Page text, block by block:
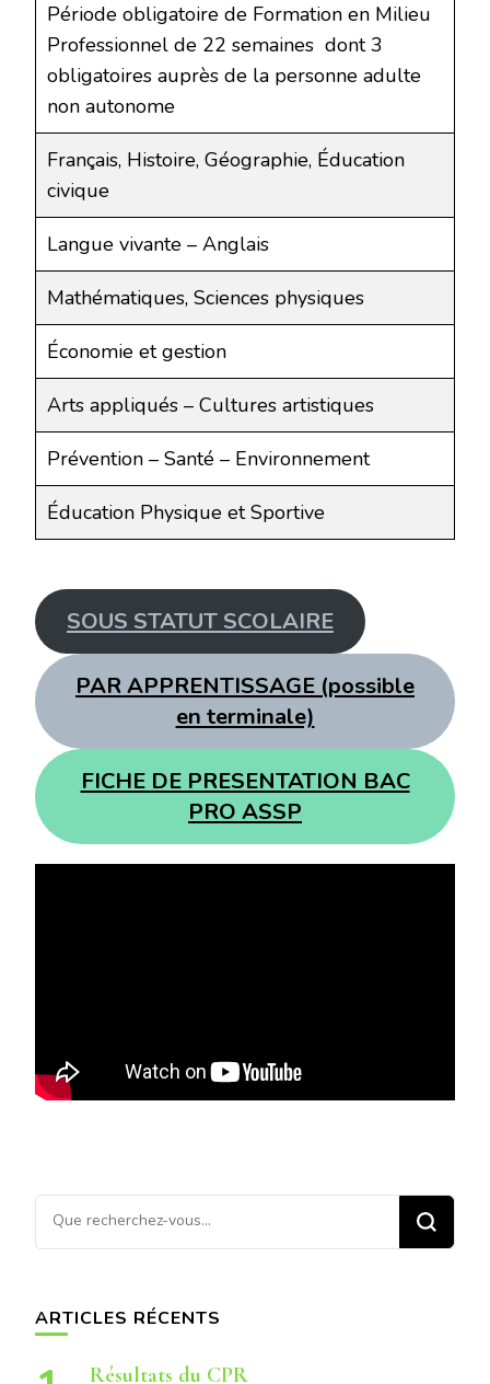
Période obligatoire de Formation en Milieu
Professionnel de 22 semaines dont 3
obligatoires auprès de la personne adulte
non autonome
Français, Histoire, Géographie, Éducation
civique
Langue vivante – Anglais
Mathématiques, Sciences physiques
Économie et gestion
Arts appliqués – Cultures artistiques
Prévention – Santé – Environnement
Éducation Physique et Sportive
SOUS STATUT SCOLAIRE
PAR APPRENTISSAGE (possible
en terminale)
FICHE DE PRESENTATION BAC
PRO ASSP
Vous
recherchiez
ARTICLES RÉCENTS
Résultats du CPR